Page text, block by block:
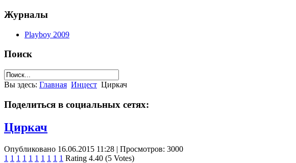
Журналы
Playboy 2009
Поиск
Вы здесь: Главная Инцест Циркач
Поделиться в социальных сетях:
Циркач
Опубликовано 16.06.2015 11:28 | Просмотров: 3000
1 1 1 1 1 1 1 1 1 1 Rating 4.40 (5 Votes)